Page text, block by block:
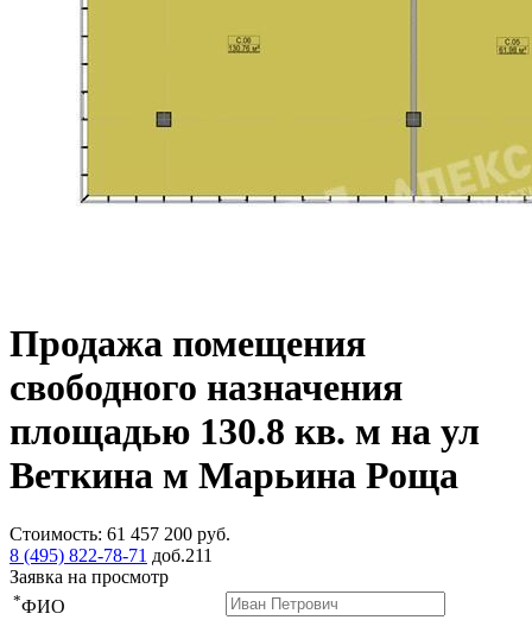
Продажа помещения
свободного назначения
площадью 130.8 кв. м на ул
Веткина м Марьина Роща
Стоимость: 61 457 200 руб.
8 (495) 822-78-71 доб.211
Заявка на просмотр
*ФИО